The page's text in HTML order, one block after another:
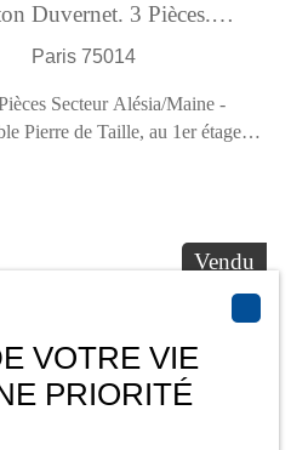
Duvernet. 3 Pièces.
Paris 75014
Secteur Alésia/Maine -
Pierre de Taille, au 1er étage
Beaucoup de charme
expo. Travaux à prévoir.
5 minutes à pied, vous
écoles maternelles, élémentaires
sont accessibles en
de verdure apprécieront les
les médecins généralistes sont
une tranquillité d'esprit.
Vendu
VOTRE VIE
PRIORITÉ